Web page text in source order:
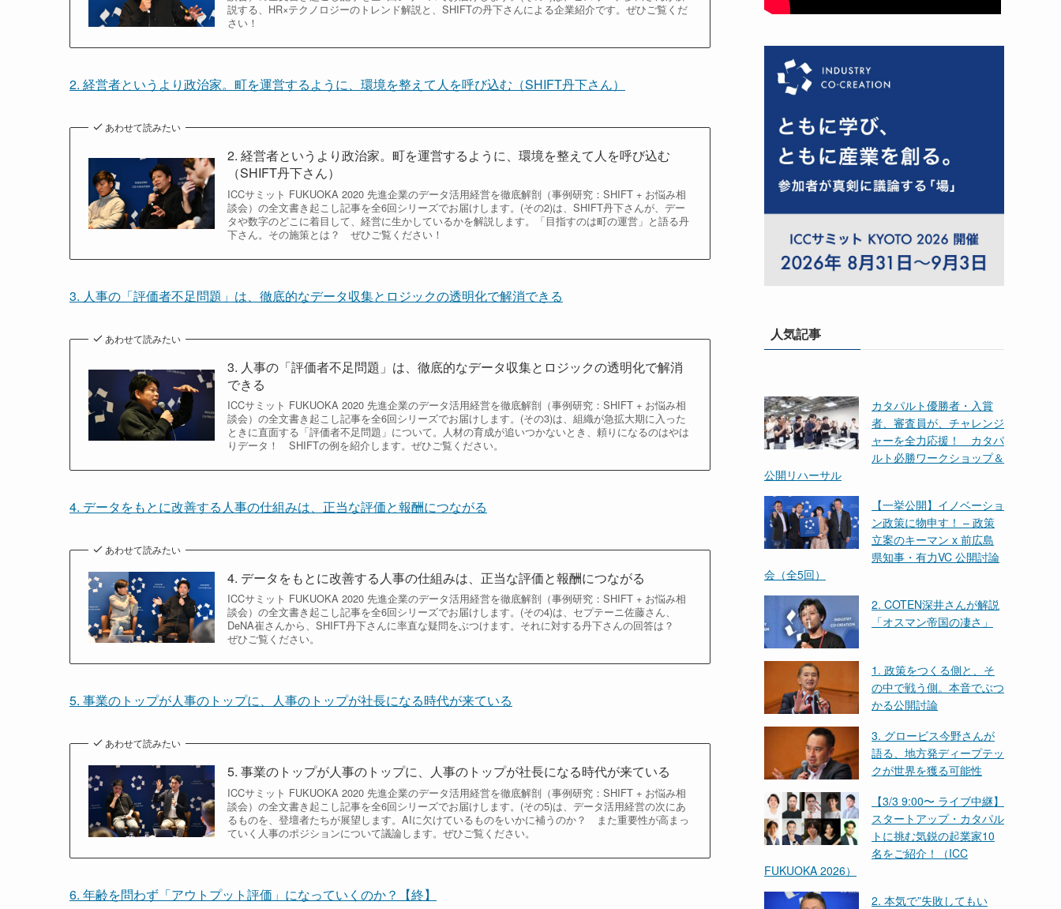
説する、HR×テクノロジーのトレンド解説と、SHIFTの丹下さんによる企業紹介です。ぜひご覧くだ
さい！
2. 経営者というより政治家。町を運営するように、環境を整えて人を呼び込む（SHIFT丹下さん）
あわせて読みたい
2. 経営者というより政治家。町を運営するように、環境を整えて人を呼び込む
（SHIFT丹下さん）
ICCサミット FUKUOKA 2020 先進企業のデータ活用経営を徹底解剖（事例研究：SHIFT + お悩み相
談会）の全文書き起こし記事を全6回シリーズでお届けします。(その2)は、SHIFT丹下さんが、デー
タや数字のどこに着目して、経営に生かしているかを解説します。「目指すのは町の運営」と語る丹
下さん。その施策とは？ ぜひご覧ください！
3. 人事の「評価者不足問題」は、徹底的なデータ収集とロジックの透明化で解消できる
あわせて読みたい
3. 人事の「評価者不足問題」は、徹底的なデータ収集とロジックの透明化で解消
できる
ICCサミット FUKUOKA 2020 先進企業のデータ活用経営を徹底解剖（事例研究：SHIFT + お悩み相
談会）の全文書き起こし記事を全6回シリーズでお届けします。(その3)は、組織が急拡大期に入った
ときに直面する「評価者不足問題」について。人材の育成が追いつかないとき、頼りになるのはやは
りデータ！ SHIFTの例を紹介します。ぜひご覧ください。
4. データをもとに改善する人事の仕組みは、正当な評価と報酬につながる
あわせて読みたい
4. データをもとに改善する人事の仕組みは、正当な評価と報酬につながる
ICCサミット FUKUOKA 2020 先進企業のデータ活用経営を徹底解剖（事例研究：SHIFT + お悩み相
談会）の全文書き起こし記事を全6回シリーズでお届けします。(その4)は、セプテーニ佐藤さん、
DeNA崔さんから、SHIFT丹下さんに率直な疑問をぶつけます。それに対する丹下さんの回答は？
ぜひご覧ください。
5. 事業のトップが人事のトップに、人事のトップが社長になる時代が来ている
あわせて読みたい
5. 事業のトップが人事のトップに、人事のトップが社長になる時代が来ている
ICCサミット FUKUOKA 2020 先進企業のデータ活用経営を徹底解剖（事例研究：SHIFT + お悩み相
談会）の全文書き起こし記事を全6回シリーズでお届けします。(その5)は、データ活用経営の次にあ
るものを、登壇者たちが展望します。AIに欠けているものをいかに補うのか？ また重要性が高まっ
ていく人事のポジションについて議論します。ぜひご覧ください。
6. 年齢を問わず「アウトプット評価」になっていくのか？【終】
人気記事
カタパルト優勝者・入賞
者、審査員が、チャレンジ
ャーを全力応援！ カタパ
ルト必勝ワークショップ＆
公開リハーサル
【一挙公開】イノベーショ
ン政策に物申す！ – 政策
立案のキーマン x 前広島
県知事・有力VC 公開討論
会（全5回）
2. COTEN深井さんが解説
「オスマン帝国の凄さ」
1. 政策をつくる側と、そ
の中で戦う側。本音でぶつ
かる公開討論
3. グロービス今野さんが
語る、地方発ディープテッ
クが世界を獲る可能性
【3/3 9:00〜 ライブ中継】
スタートアップ・カタパル
トに挑む気鋭の起業家10
名をご紹介！（ICC
FUKUOKA 2026）
2. 本気で”失敗してもい